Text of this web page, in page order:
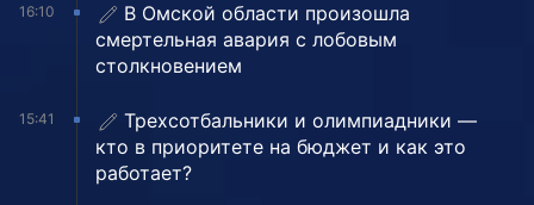
16:10
В Омской области произошла
смертельная авария с лобовым
столкновением
15:41
Трехсотбальники и олимпиадники —
кто в приоритете на бюджет и как это
работает?